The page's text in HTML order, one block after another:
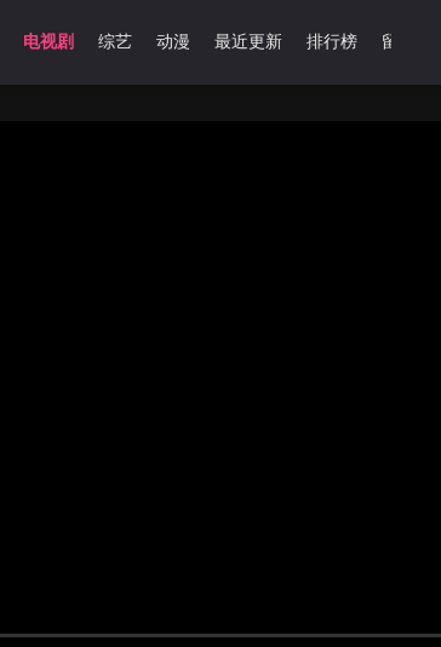
电视剧 综艺 动漫 最近更新 排行榜 留言报错